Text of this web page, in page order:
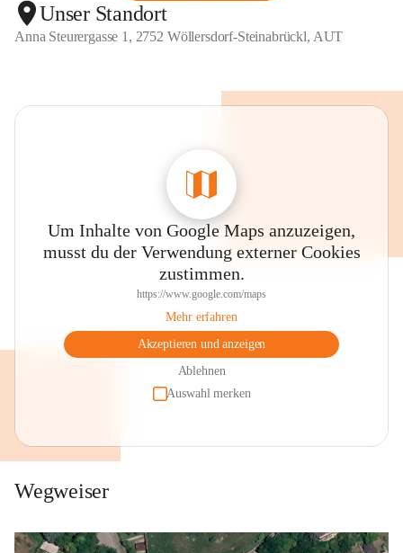
Unser Standort
Anna Steurergasse 1, 2752 Wöllersdorf-Steinabrückl, AUT
Um Inhalte von Google Maps anzuzeigen,
musst du der Verwendung externer Cookies
zustimmen.
https://www.google.com/maps
Mehr erfahren
Akzeptieren und anzeigen
Ablehnen
Auswahl merken
Wegweiser